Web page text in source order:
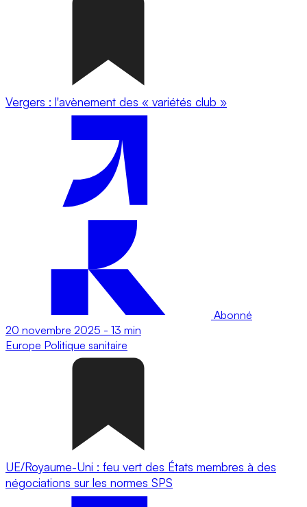
Vergers : l'avènement des « variétés club »
Abonné
20 novembre 2025 - 13 min
Europe Politique sanitaire
UE/Royaume-Uni : feu vert des États membres à des
négociations sur les normes SPS